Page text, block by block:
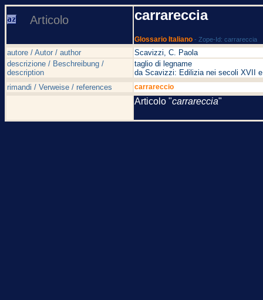
Articolo carrareccia
Glossario Italiano - Zope-Id: carrareccia
autore / Autor / author
Scavizzi, C. Paola
descrizione / Beschreibung /
description
taglio di legname
da Scavizzi: Edilizia nei secoli XVII
rimandi / Verweise / references
carrareccio
Articolo "carrareccia"